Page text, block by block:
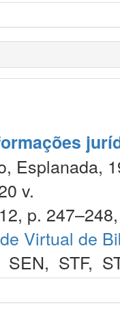
Esplanada,
v.
p.
Virtual de
SEN, STF,